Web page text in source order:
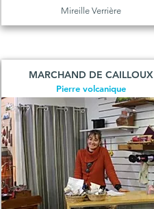
Mireille Verrière
MARCHAND DE CAILLOUX
Pierre volcanique